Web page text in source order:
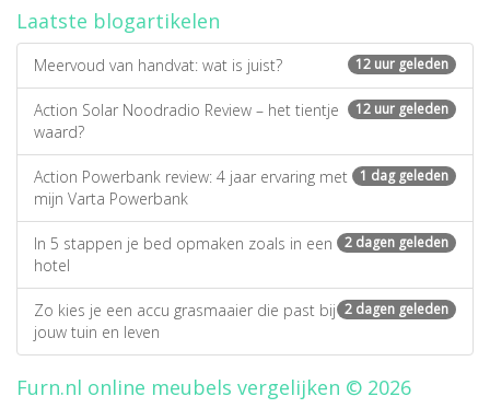
Laatste blogartikelen
12 uur geleden
Meervoud van handvat: wat is juist?
12 uur geleden
Action Solar Noodradio Review – het tientje
waard?
1 dag geleden
Action Powerbank review: 4 jaar ervaring met
mijn Varta Powerbank
2 dagen geleden
In 5 stappen je bed opmaken zoals in een
hotel
2 dagen geleden
Zo kies je een accu grasmaaier die past bij
jouw tuin en leven
Furn.nl online meubels vergelijken © 2026